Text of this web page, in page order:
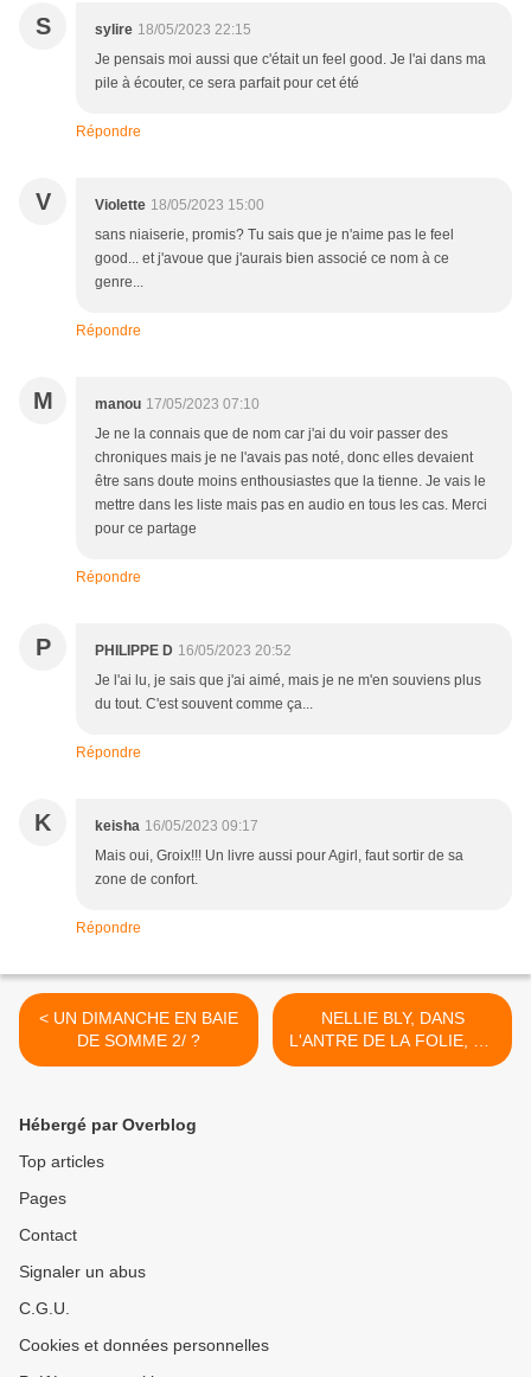
S sylire 18/05/2023 22:15
Je pensais moi aussi que c'était un feel good. Je l'ai dans ma
pile à écouter, ce sera parfait pour cet été
Répondre
V Violette 18/05/2023 15:00
sans niaiserie, promis? Tu sais que je n'aime pas le feel
good... et j'avoue que j'aurais bien associé ce nom à ce
genre...
Répondre
M manou 17/05/2023 07:10
Je ne la connais que de nom car j'ai du voir passer des
chroniques mais je ne l'avais pas noté, donc elles devaient
être sans doute moins enthousiastes que la tienne. Je vais le
mettre dans les liste mais pas en audio en tous les cas. Merci
pour ce partage
Répondre
P PHILIPPE D 16/05/2023 20:52
Je l'ai lu, je sais que j'ai aimé, mais je ne m'en souviens plus
du tout. C'est souvent comme ça...
Répondre
K keisha 16/05/2023 09:17
Mais oui, Groix!!! Un livre aussi pour Agirl, faut sortir de sa
zone de confort.
Répondre
< UN DIMANCHE EN BAIE
DE SOMME 2/ ?
NELLIE BLY, DANS
L'ANTRE DE LA FOLIE, BD
de Virginie OLLAGNIER et
Hébergé par Overblog
Top articles
Pages
Contact
Signaler un abus
C.G.U.
Cookies et données personnelles